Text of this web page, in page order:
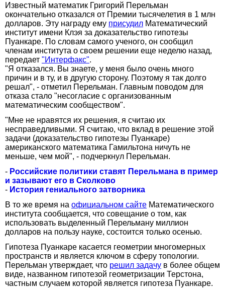
Известный математик Григорий Перельман
окончательно отказался от Премии тысячелетия в 1 млн
долларов. Эту награду ему присудил Математический
институт имени Клэя за доказательство гипотезы
Пуанкаре. По словам самого ученого, он сообщил
членам института о своем решении еще неделю назад,
передает "Интерфакс".
"Я отказался. Вы знаете, у меня было очень много
причин и в ту, и в другую сторону. Поэтому я так долго
решал", - отметил Перельман. Главным поводом для
отказа стало "несогласие с организованным
математическим сообществом".
"Мне не нравятся их решения, я считаю их
несправедливыми. Я считаю, что вклад в решение этой
задачи (доказательство гипотезы Пуанкаре)
американского математика Гамильтона ничуть не
меньше, чем мой", - подчеркнул Перельман.
- Российские политики ставят Перельмана в пример
и зазывают его в Сколково
- История гениального затворника
В то же время на официальном сайте Математического
института сообщается, что совещание о том, как
использовать выделенный Перельману миллион
долларов на пользу науке, состоится только осенью.
Гипотеза Пуанкаре касается геометрии многомерных
пространств и является ключом в сферу топологии.
Перельман утверждает, что решил задачу в более общем
виде, названном гипотезой геометризации Терстона,
частным случаем которой является гипотеза Пуанкаре.